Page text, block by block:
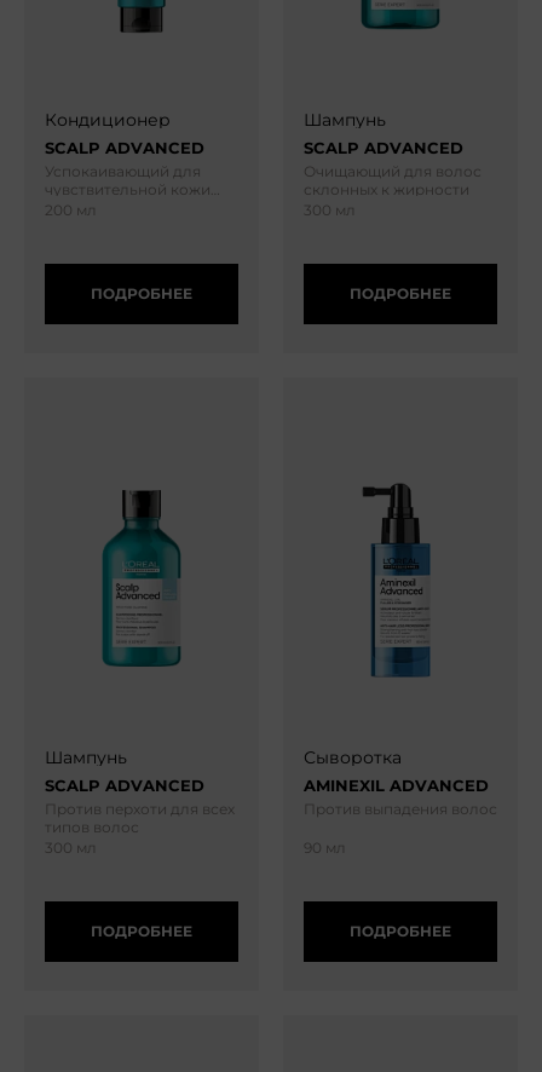
Кондиционер
SCALP ADVANCED
Успокаивающий для
чувствительной кожи
головы
200 мл
ПОДРОБНЕЕ
Шампунь
SCALP ADVANCED
Очищающий для волос
склонных к жирности
300 мл
ПОДРОБНЕЕ
Шампунь
SCALP ADVANCED
Против перхоти для всех
типов волос
300 мл
ПОДРОБНЕЕ
Сыворотка
AMINEXIL ADVANCED
Против выпадения волос
90 мл
ПОДРОБНЕЕ